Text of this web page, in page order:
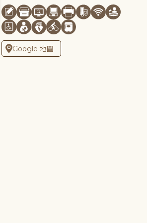
Google 地圖